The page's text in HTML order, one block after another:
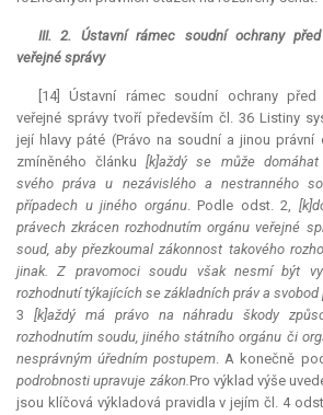
III. 2. Ústavní rámec soudní ochrany
veřejné správy
[14] Ústavní rámec soudní ochrany před
veřejné správy tvoří především čl. 36 Listiny
její hlavy páté (Právo na soudní a jinou právní
zmíněného článku[k]aždý se může
svého práva u nezávislého a nestranného
případech u jiného orgánu. Podle odst. 2,
právech zkrácen rozhodnutím orgánu veřejné
soud, aby přezkoumal zákonnost takového
jinak. Z pravomoci soudu však nesmí být
rozhodnutí týkajících se základních práv a svobod
3 [k]aždý má právo na náhradu škody
rozhodnutím soudu, jiného státního orgánu či
nesprávným úředním postupem. A konečně
podrobnosti upravuje zákon.Pro výklad výše
jsou klíčová výkladová pravidla v jejím čl. 4